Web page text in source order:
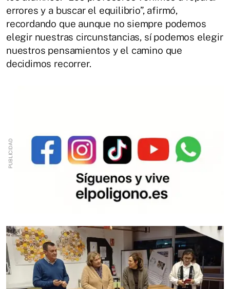
errores y a buscar el equilibrio”, afirmó,
recordando que aunque no siempre podemos
elegir nuestras circunstancias, sí podemos elegir
nuestros pensamientos y el camino que
decidimos recorrer.